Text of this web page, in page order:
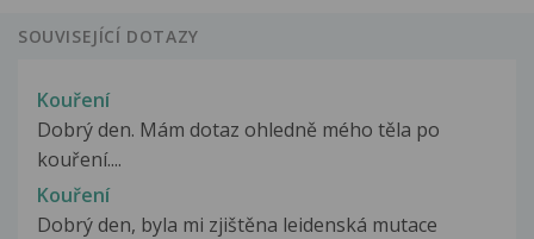
SOUVISEJÍCÍ DOTAZY
Kouření
Dobrý den. Mám dotaz ohledně mého těla po
kouření....
Kouření
Dobrý den, byla mi zjištěna leidenská mutace